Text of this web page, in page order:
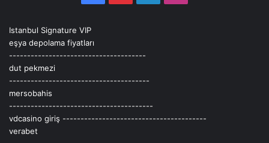
Istanbul Signature VIP
eşya depolama fiyatları
--------------------------------------
dut pekmezi
---------------------------------------
mersobahis
----------------------------------------
vdcasino giriş ----------------------------------------
verabet